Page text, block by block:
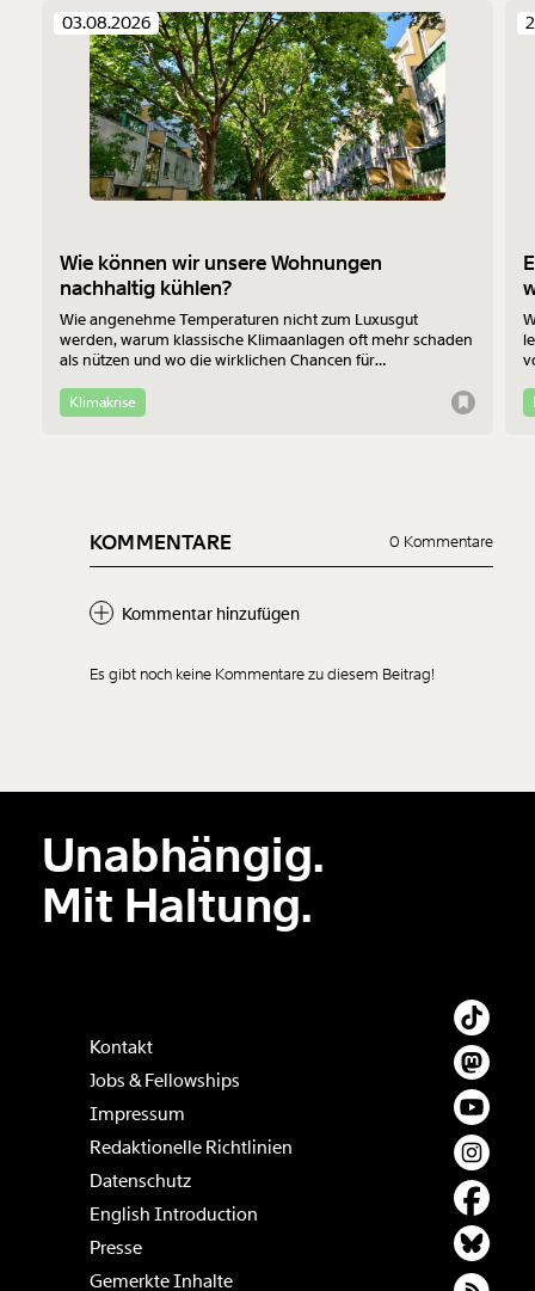
03.08.2026
Wie können wir unsere Wohnungen
nachhaltig kühlen?
Wie angenehme Temperaturen nicht zum Luxusgut
werden, warum klassische Klimaanlagen oft mehr schaden
als nützen und wo die wirklichen Chancen für
Richtmann von der TU Wien im Interview.
Klimakrise
KOMMENTARE 0 Kommentare
Kommentar hinzufügen
Der Inhalt dieses Feldes wird nicht öffentlich zugänglich angezeigt.
Es gibt noch keine Kommentare zu diesem Beitrag!
Unabhängig.
Mit Haltung.
Kontakt
Jobs & Fellowships
Impressum
Redaktionelle Richtlinien
Datenschutz
English Introduction
Presse
Gemerkte Inhalte